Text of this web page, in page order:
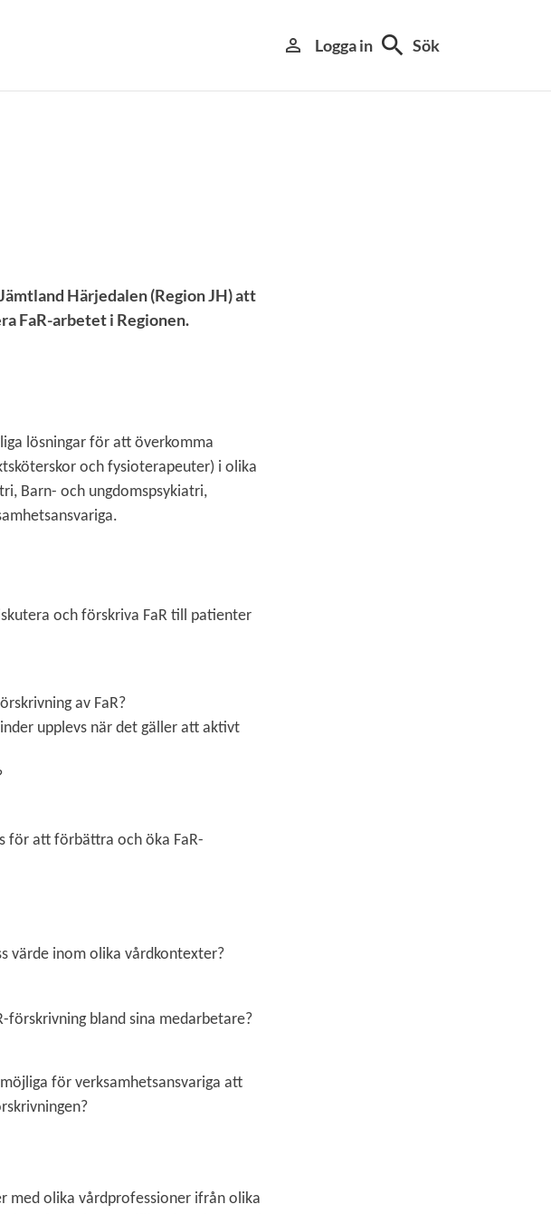
person_outline Logga in search Sök
Härjedalen (Region JH) att
FaR-arbetet i Regionen.
lösningar för att överkomma
och fysioterapeuter) i olika
Barn- och ungdomspsykiatri,
och förskriva FaR till patienter
av FaR?
upplevs när det gäller att aktivt
för att förbättra och öka FaR-
värde inom olika vårdkontexter?
förskrivning bland sina medarbetare?
för verksamhetsansvariga att
med olika vårdprofessioner ifrån olika